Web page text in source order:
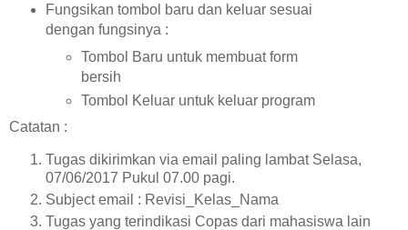
Fungsikan tombol baru dan keluar sesuai
dengan fungsinya :
Tombol Baru untuk membuat form
bersih
Tombol Keluar untuk keluar program
Catatan :
Tugas dikirimkan via email paling lambat Selasa,
07/06/2017 Pukul 07.00 pagi.
Subject email : Revisi_Kelas_Nama
Tugas yang terindikasi Copas dari mahasiswa lain